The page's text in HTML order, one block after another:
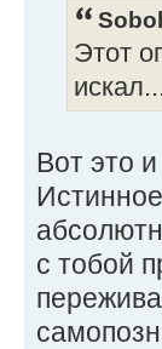
Этот
искал...
Вот это
с тобой